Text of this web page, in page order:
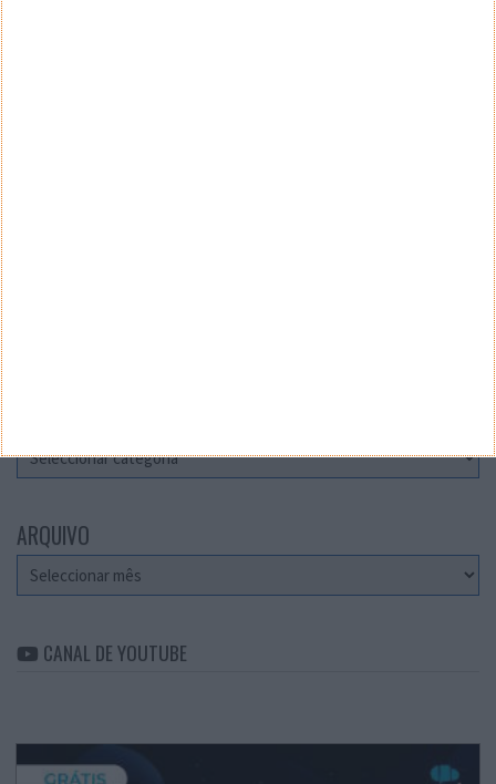
ARQUIVO
Arquivo
CANAL DE YOUTUBE